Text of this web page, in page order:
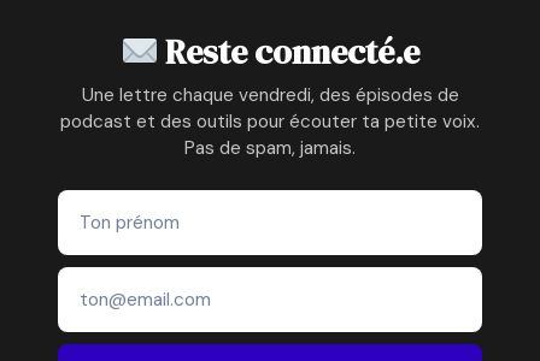
SONOTHÉRAPIE
Reste connecté.e
Une lettre chaque vendredi, des épisodes de
podcast et des outils pour écouter ta petite voix.
Pas de spam, jamais.